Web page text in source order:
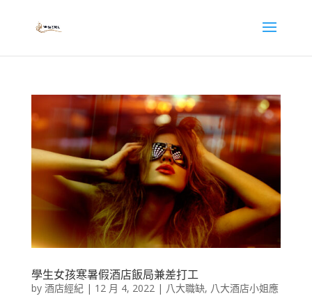
學生女孩寒暑假酒店飯局兼差打工
by 酒店經紀| 12 月 4, 2022| 八大職缺, 八大酒店小姐應